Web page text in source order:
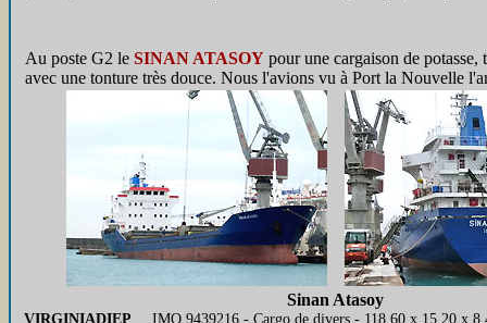
Au poste G2 le SINAN ATASOY pour une cargaison de potasse,
avec une tonture très douce. Nous l'avions vu à Port la Nouvelle
Sinan Atasoy
VIRGINIADIEP
IMO 9439216 - Cargo de divers - 118,60 x 15,20 x